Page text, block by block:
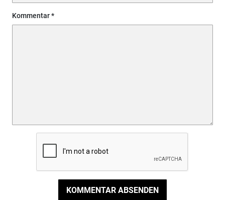
Kommentar
KOMMENTAR ABSENDEN